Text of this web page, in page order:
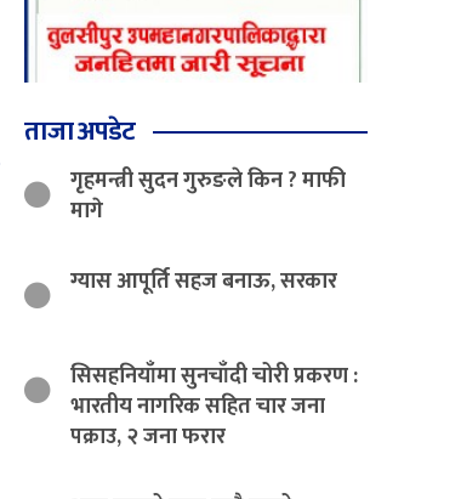
ताजा अपडेट
गृहमन्त्री सुदन गुरुङले किन ? माफी
मागे
ग्यास आपूर्ति सहज बनाऊ, सरकार
सिसहनियाँमा सुनचाँदी चोरी प्रकरण :
भारतीय नागरिक सहित चार जना
पक्राउ, २ जना फरार